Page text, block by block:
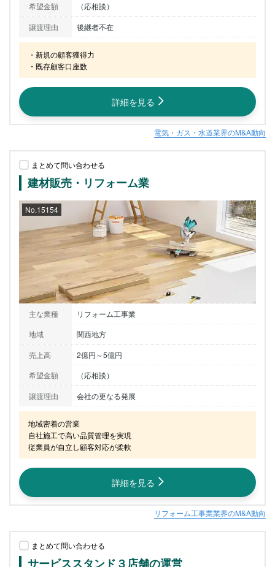
希望金額
（応相談）
譲渡理由
後継者不在
・新規の顧客獲得力
・既存顧客口座数
詳細を見る
電気・ガス・水道業界のM&A動向
まとめて問い合わせる
建材販売・リフォーム業
No.15154
主な業種
リフォーム工事業
地域
関西地方
売上高
2億円～5億円
希望金額
（応相談）
譲渡理由
会社の更なる発展
地域密着の営業
自社施工で高い品質管理を実現
従業員が自立し顧客対応が柔軟
詳細を見る
リフォーム工事業業界のM&A動向
まとめて問い合わせる
サービススタンド３店舗の運営